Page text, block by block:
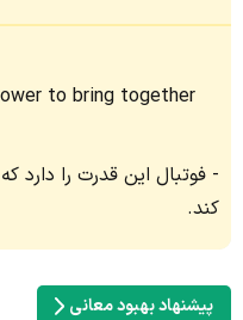
to bring together
فوتبال این قدرت را دارد
کند.
پیشنهاد بهبود معانی